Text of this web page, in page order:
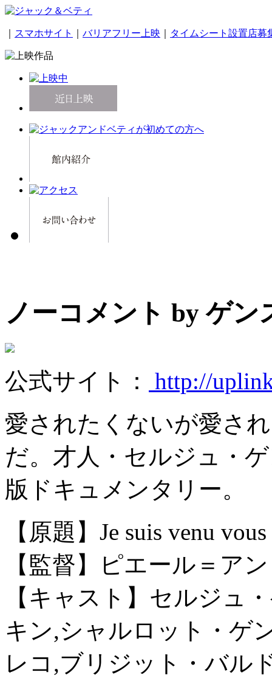
スマホサイト バリアフリー上映 タイムシート設置店募
ノーコメント by ゲ
公式サイト：
http://
愛されたくないが愛さ
だ。才人・セルジュ・
版ドキュメンタリー。
【原題】Je suis venu
【監督】ピエール＝ア
【キャスト】セルジュ
キン,シャルロット・ゲ
レコ,ブリジット・バル